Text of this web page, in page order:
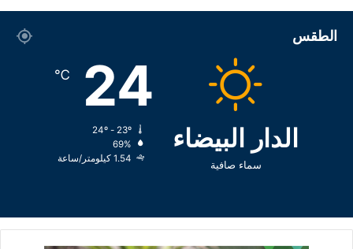
الطقس
الدار البيضاء
سماء صافية
24
℃
69%
1.54 كيلومتر/ساعة